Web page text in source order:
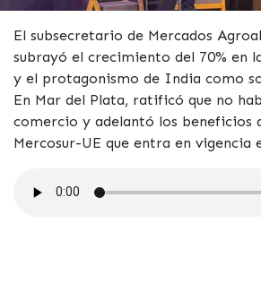
El subsecretario de Mercados
subrayó el crecimiento del 70% en
y el protagonismo de India como
En Mar del Plata, ratificó que no
comercio y adelantó los beneficios
Mercosur-UE que entra en vigencia